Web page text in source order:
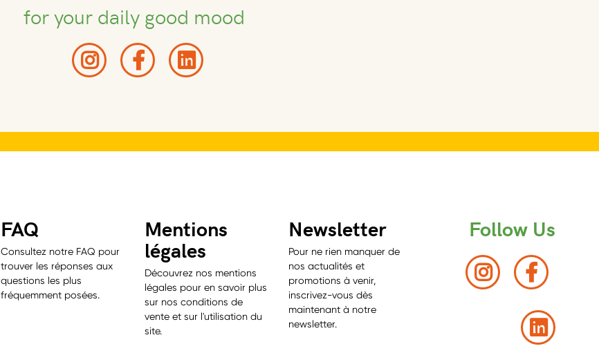
for your daily good mood
FAQ
Consultez notre FAQ pour
trouver les réponses aux
questions les plus
fréquemment posées.
Mentions
légales
Découvrez nos mentions
légales pour en savoir plus
sur nos conditions de
vente et sur l'utilisation du
site.
Newsletter
Pour ne rien manquer de
nos actualités et
promotions à venir,
inscrivez-vous dès
maintenant à notre
newsletter.
Follow Us